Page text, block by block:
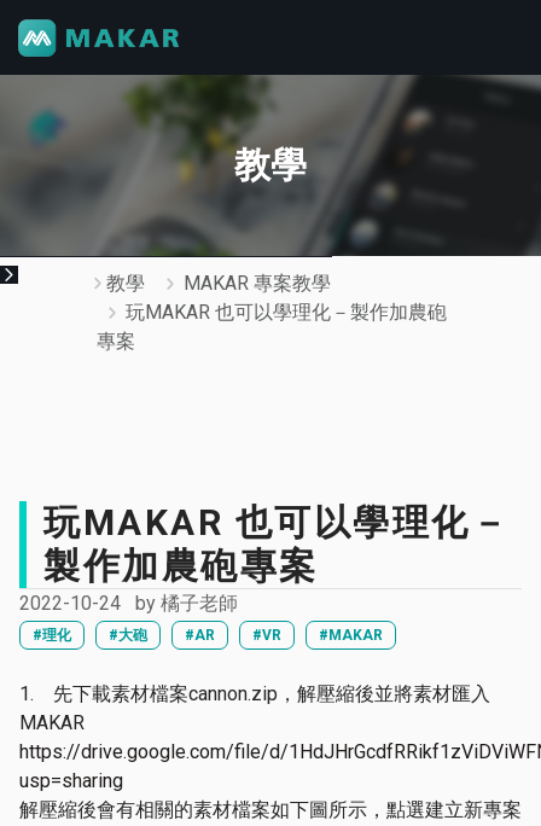
教學
教學
MAKAR 專案教學
玩MAKAR 也可以學理化－製作加農砲
專案
玩MAKAR 也可以學理化－
製作加農砲專案
2022-10-24 by 橘子老師
#理化 #大砲 #AR #VR #MAKAR
1. 先下載素材檔案cannon.zip，解壓縮後並將素材匯入
MAKAR
https://drive.google.com/file/d/
usp=sharing
解壓縮後會有相關的素材檔案如下圖所示，點選建立新專案